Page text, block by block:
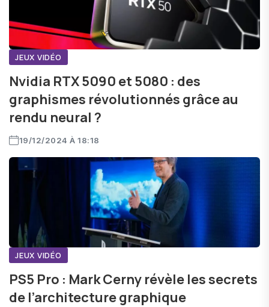
JEUX VIDÉO
Nvidia RTX 5090 et 5080 : des
graphismes révolutionnés grâce au
rendu neural ?
19/12/2024 À 18:18
JEUX VIDÉO
PS5 Pro : Mark Cerny révèle les secrets
de l’architecture graphique